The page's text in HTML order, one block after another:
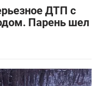
ДТП с
Парень шел